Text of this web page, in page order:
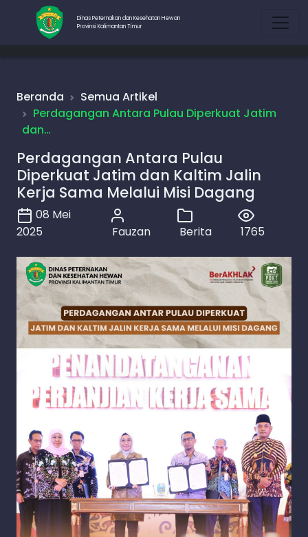
Dinas Peternakan dan Kesehatan Hewan
Provinsi Kalimantan Timur
Beranda
Semua Artikel
Perdagangan Antara Pulau Diperkuat Jatim
dan…
Perdagangan Antara Pulau
Diperkuat Jatim dan Kaltim Jalin
Kerja Sama Melalui Misi Dagang
08 Mei
2025
Fauzan Berita 1765